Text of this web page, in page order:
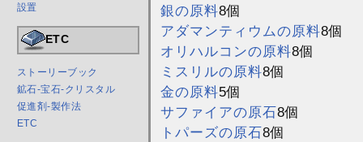
設置
ETC
ストーリーブック
鉱石-宝石-クリスタル
促進剤-製作法
ETC
銀の原料8個
アダマンティウムの原料8個
オリハルコンの原料8個
ミスリルの原料8個
金の原料5個
サファイアの原石8個
トパーズの原石8個